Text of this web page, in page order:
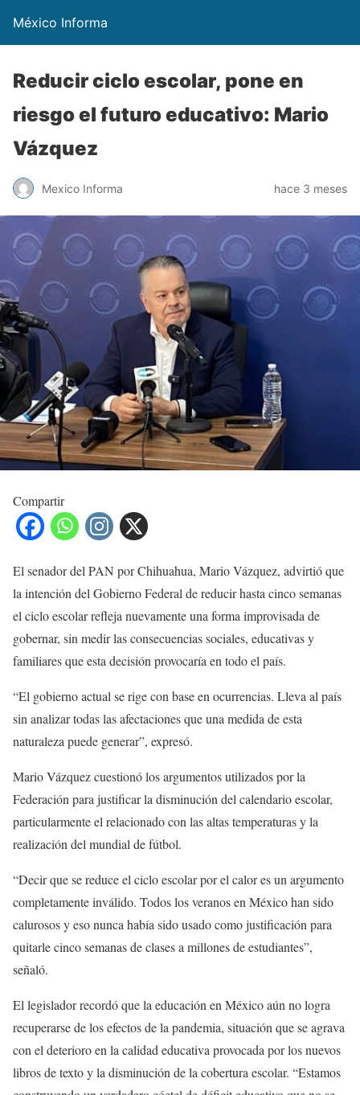
México Informa
Reducir ciclo escolar, pone en
riesgo el futuro educativo: Mario
Vázquez
Mexico Informa hace 3 meses
Compartir
El senador del PAN por Chihuahua, Mario Vázquez, advirtió que
la intención del Gobierno Federal de reducir hasta cinco semanas
el ciclo escolar refleja nuevamente una forma improvisada de
gobernar, sin medir las consecuencias sociales, educativas y
familiares que esta decisión provocaría en todo el país.
“El gobierno actual se rige con base en ocurrencias. Lleva al país
sin analizar todas las afectaciones que una medida de esta
naturaleza puede generar”, expresó.
Mario Vázquez cuestionó los argumentos utilizados por la
Federación para justificar la disminución del calendario escolar,
particularmente el relacionado con las altas temperaturas y la
realización del mundial de fútbol.
“Decir que se reduce el ciclo escolar por el calor es un argumento
completamente inválido. Todos los veranos en México han sido
calurosos y eso nunca había sido usado como justificación para
quitarle cinco semanas de clases a millones de estudiantes”,
señaló.
El legislador recordó que la educación en México aún no logra
recuperarse de los efectos de la pandemia, situación que se agrava
con el deterioro en la calidad educativa provocada por los nuevos
libros de texto y la disminución de la cobertura escolar. “Estamos